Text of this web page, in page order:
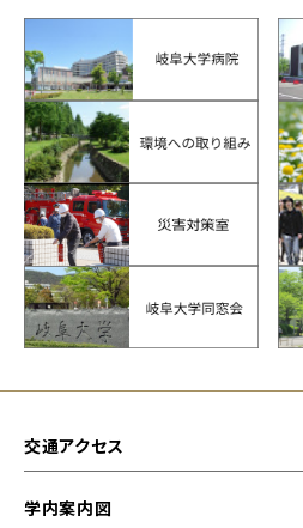
交通アクセス
学内案内図